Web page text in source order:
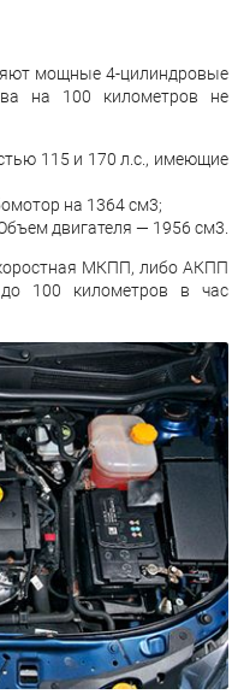
мощные 4-цилиндровые
на 100 километров не
115 и 170 л.с., имеющие
на 1364 см3;
двигателя — 1956 см3.
МКПП, либо АКПП
100 километров в час